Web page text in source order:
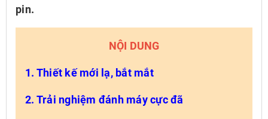
pin.
NỘI DUNG
1. Thiết kế mới lạ, bắt mắt
2. Trải nghiệm đánh máy cực đã